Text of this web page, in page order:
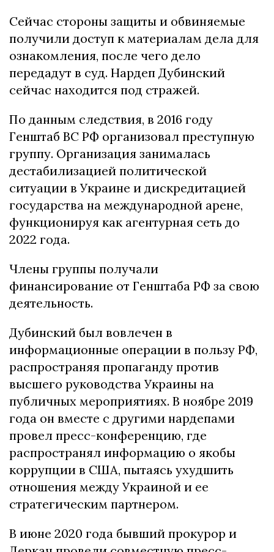
Сейчас стороны защиты и обвиняемые
получили доступ к материалам дела для
ознакомления, после чего дело
передадут в суд. Нардеп Дубинский
сейчас находится под стражей.
По данным следствия, в 2016 году
Генштаб ВС РФ организовал преступную
группу. Организация занималась
дестабилизацией политической
ситуации в Украине и дискредитацией
государства на международной арене,
функционируя как агентурная сеть до
2022 года.
Члены группы получали
финансирование от Генштаба РФ за свою
деятельность.
Дубинский был вовлечен в
информационные операции в пользу РФ,
распространяя пропаганду против
высшего руководства Украины на
публичных мероприятиях. В ноябре 2019
года он вместе с другими нардепами
провел пресс-конференцию, где
распространял информацию о якобы
коррупции в США, пытаясь ухудшить
отношения между Украиной и ее
стратегическим партнером.
В июне 2020 года бывший прокурор и